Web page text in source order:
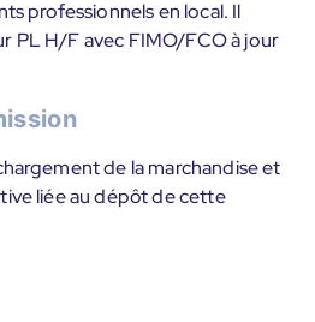
professionnels en local. Il
PL H/F avec FIMO/FCO à jour
de la marchandise et
liée au dépôt de cette